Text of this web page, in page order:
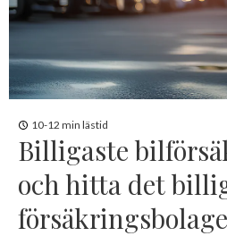
10-12 min lästid
Billigaste
och hitta det